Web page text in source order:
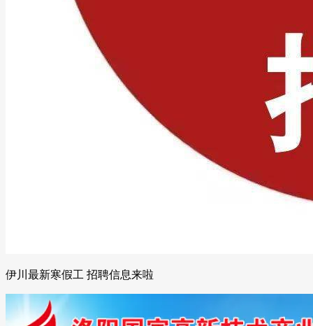
伊川最新寒假工 招聘信息来啦